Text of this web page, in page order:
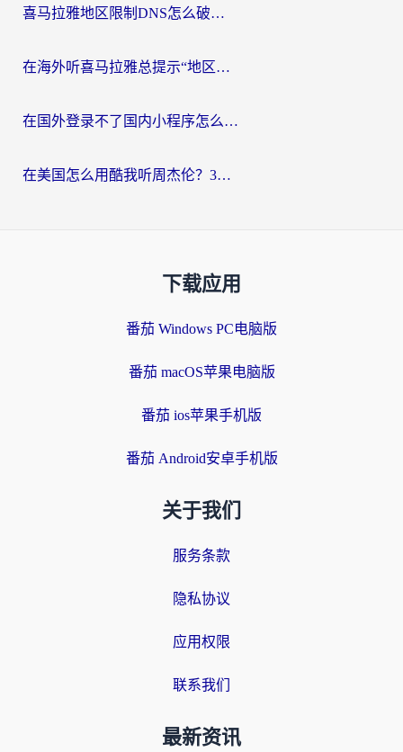
喜马拉雅地区限制DNS怎么破？海外党听国内音乐听书的终极解决方案
在海外听喜马拉雅总提示“地区限制”？3步轻松解除+听国内音乐全攻略
在国外登录不了国内小程序怎么办？选对回国加速器，轻松解锁国内资源
在美国怎么用酷我听周杰伦？3步搞定海外听歌难题
下载应用
番茄 Windows PC电脑版
番茄 macOS苹果电脑版
番茄 ios苹果手机版
番茄 Android安卓手机版
关于我们
服务条款
隐私协议
应用权限
联系我们
最新资讯